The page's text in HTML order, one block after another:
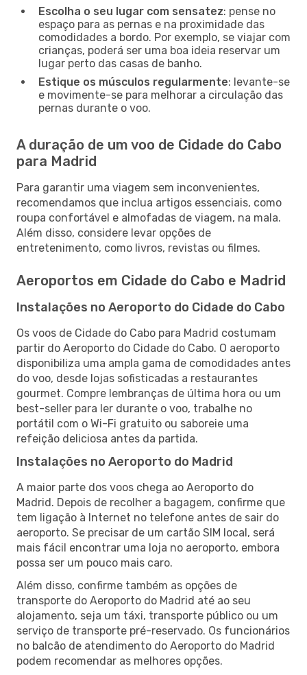
Escolha o seu lugar com sensatez: pense no
espaço para as pernas e na proximidade das
comodidades a bordo. Por exemplo, se viajar com
crianças, poderá ser uma boa ideia reservar um
lugar perto das casas de banho.
Estique os músculos regularmente: levante-se
e movimente-se para melhorar a circulação das
pernas durante o voo.
A duração de um voo de Cidade do Cabo
para Madrid
Para garantir uma viagem sem inconvenientes,
recomendamos que inclua artigos essenciais, como
roupa confortável e almofadas de viagem, na mala.
Além disso, considere levar opções de
entretenimento, como livros, revistas ou filmes.
Aeroportos em Cidade do Cabo e Madrid
Instalações no Aeroporto do Cidade do Cabo
Os voos de Cidade do Cabo para Madrid costumam
partir do Aeroporto do Cidade do Cabo. O aeroporto
disponibiliza uma ampla gama de comodidades antes
do voo, desde lojas sofisticadas a restaurantes
gourmet. Compre lembranças de última hora ou um
best-seller para ler durante o voo, trabalhe no
portátil com o Wi-Fi gratuito ou saboreie uma
refeição deliciosa antes da partida.
Instalações no Aeroporto do Madrid
A maior parte dos voos chega ao Aeroporto do
Madrid. Depois de recolher a bagagem, confirme que
tem ligação à Internet no telefone antes de sair do
aeroporto. Se precisar de um cartão SIM local, será
mais fácil encontrar uma loja no aeroporto, embora
possa ser um pouco mais caro.
Além disso, confirme também as opções de
transporte do Aeroporto do Madrid até ao seu
alojamento, seja um táxi, transporte público ou um
serviço de transporte pré-reservado. Os funcionários
no balcão de atendimento do Aeroporto do Madrid
podem recomendar as melhores opções.